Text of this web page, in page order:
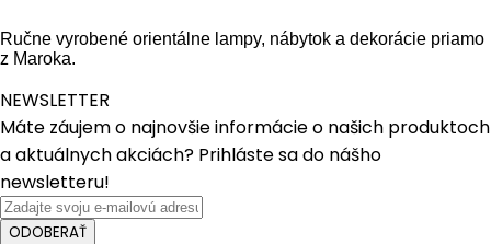
Ručne vyrobené orientálne lampy, nábytok a dekorácie priamo
z Maroka.
NEWSLETTER
Máte záujem o najnovšie informácie o našich produktoch
a aktuálnych akciách? Prihláste sa do nášho
newsletteru!
ODOBERAŤ